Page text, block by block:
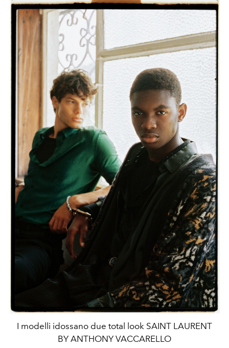
I modelli idossano due total look SAINT LAURENT
BY ANTHONY VACCARELLO